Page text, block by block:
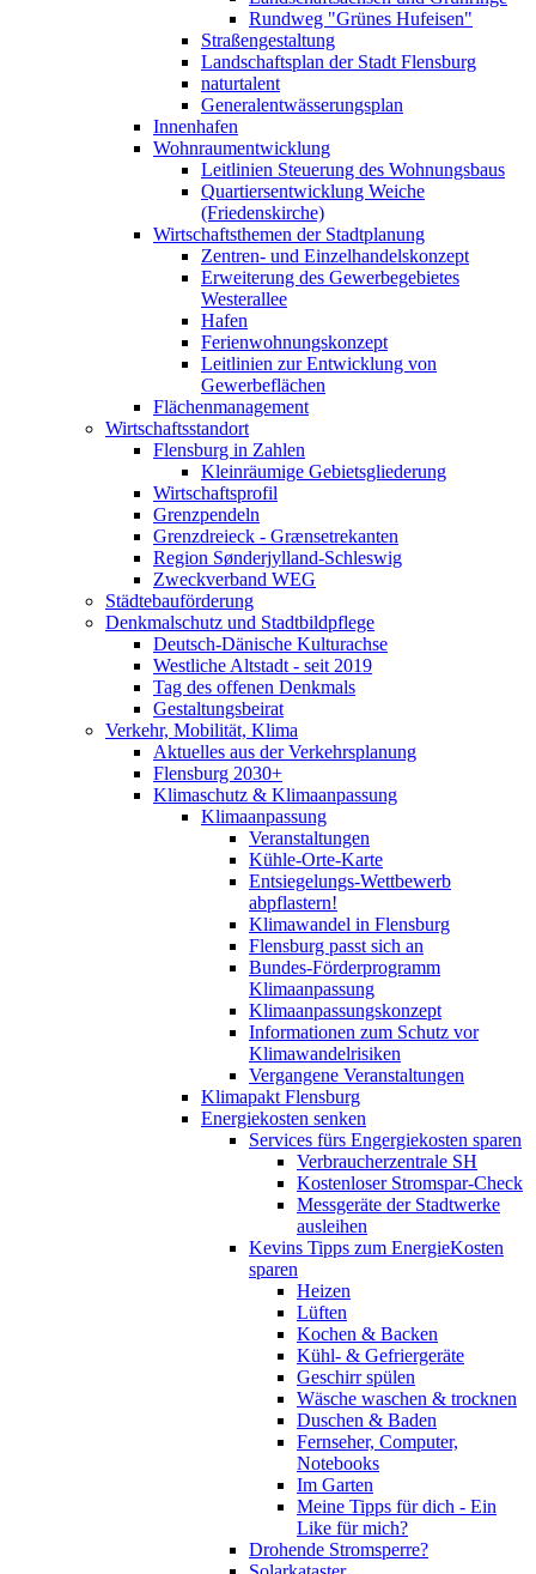
Rundweg "Grünes Hufeisen"
Straßengestaltung
Landschaftsplan der Stadt Flensburg
naturtalent
Generalentwässerungsplan
Innenhafen
Wohnraumentwicklung
Leitlinien Steuerung des Wohnungsbaus
Quartiersentwicklung Weiche
(Friedenskirche)
Wirtschaftsthemen der Stadtplanung
Zentren- und Einzelhandelskonzept
Erweiterung des Gewerbegebietes
Westerallee
Hafen
Ferienwohnungskonzept
Leitlinien zur Entwicklung von
Gewerbeflächen
Flächenmanagement
Wirtschaftsstandort
Flensburg in Zahlen
Kleinräumige Gebietsgliederung
Wirtschaftsprofil
Grenzpendeln
Grenzdreieck - Grænsetrekanten
Region Sønderjylland-Schleswig
Zweckverband WEG
Städtebauförderung
Denkmalschutz und Stadtbildpflege
Deutsch-Dänische Kulturachse
Westliche Altstadt - seit 2019
Tag des offenen Denkmals
Gestaltungsbeirat
Verkehr, Mobilität, Klima
Aktuelles aus der Verkehrsplanung
Flensburg 2030+
Klimaschutz & Klimaanpassung
Klimaanpassung
Veranstaltungen
Kühle-Orte-Karte
Entsiegelungs-Wettbewerb
abpflastern!
Klimawandel in Flensburg
Flensburg passt sich an
Bundes-Förderprogramm
Klimaanpassung
Klimaanpassungskonzept
Informationen zum Schutz vor
Klimawandelrisiken
Vergangene Veranstaltungen
Klimapakt Flensburg
Energiekosten senken
Services fürs Engergiekosten sparen
Verbraucherzentrale SH
Kostenloser Stromspar-Check
Messgeräte der Stadtwerke
ausleihen
Kevins Tipps zum EnergieKosten
sparen
Heizen
Lüften
Kochen & Backen
Kühl- & Gefriergeräte
Geschirr spülen
Wäsche waschen & trocknen
Duschen & Baden
Fernseher, Computer,
Notebooks
Im Garten
Meine Tipps für dich - Ein
Like für mich?
Drohende Stromsperre?